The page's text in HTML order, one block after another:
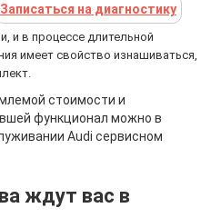
Записаться на диагностику
и в процессе длительной
имеет свойство изнашиваться,
стоимости и
функционал можно в
Audi сервисном
ждут вас в